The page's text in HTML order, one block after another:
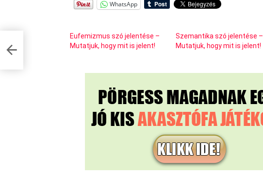
WhatsApp
Eufemizmus szó jelentése –
Mutatjuk, hogy mit is jelent!
Szemantika szó jelentése –
Mutatjuk, hogy mit is jelent!